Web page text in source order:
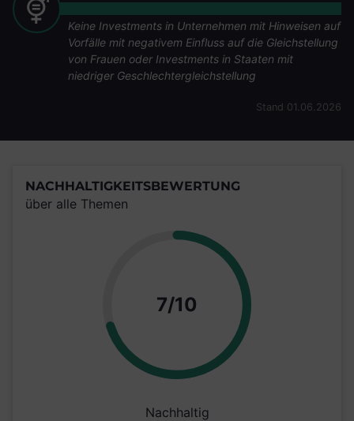
Keine Investments in Unternehmen mit Hinweisen auf
Vorfälle mit negativem Einfluss auf die Gleichstellung
von Frauen oder Investments in Staaten mit
niedriger Geschlechtergleichstellung
Stand 01.06.2026
NACHHALTIGKEITSBEWERTUNG
über alle Themen
7/10 Punkte
Nachhaltig